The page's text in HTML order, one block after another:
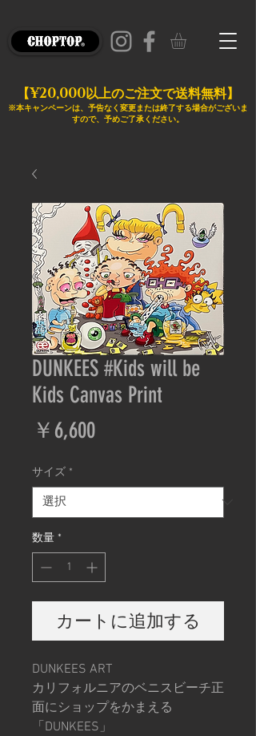
【¥20,000以上のご注文で送料無料】
※本キャンペーンは、予告なく変更または終了する場合がございま
すので、予めご了承ください。
DUNKEES #Kids will be
Kids Canvas Print
￥6,600価
サイズ *
数量 *
カートに追加する
DUNKEES ART
カリフォルニアのベニスビーチ正
面にショップをかまえる
「DUNKEES」